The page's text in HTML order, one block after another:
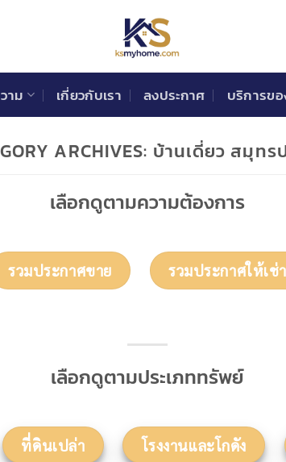
าม เกี่ยวกับเรา ลงประกาศ บริการขอ
ARCHIVES: บ้านเดี่ยว สมุทร
เลือกดูตามความต้องการ
รวมประกาศขาย รวมประกาศให้เช่า
เลือกดูตามประเภททรัพย์
ที่ดินเปล่า โรงงานและโกดัง